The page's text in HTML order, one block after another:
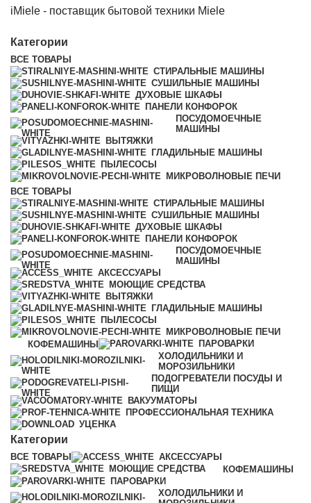
iMiele - поставщик бытовой техники Miele
Категории
ВСЕ ТОВАРЫ
СТИРАЛЬНЫЕ МАШИНЫ
СУШИЛЬНЫЕ МАШИНЫ
ДУХОВЫЕ ШКАФЫ
ПАНЕЛИ КОНФОРОК
ПОСУДОМОЕЧНЫЕ
МАШИНЫ
ВЫТЯЖКИ
ГЛАДИЛЬНЫЕ МАШИНЫ
ПЫЛЕСОСЫ
МИКРОВОЛНОВЫЕ ПЕЧИ
ВСЕ ТОВАРЫ
СТИРАЛЬНЫЕ МАШИНЫ
СУШИЛЬНЫЕ МАШИНЫ
ДУХОВЫЕ ШКАФЫ
ПАНЕЛИ КОНФОРОК
ПОСУДОМОЕЧНЫЕ
МАШИНЫ
АКСЕССУАРЫ
МОЮЩИЕ СРЕДСТВА
ВЫТЯЖКИ
ГЛАДИЛЬНЫЕ МАШИНЫ
ПЫЛЕСОСЫ
МИКРОВОЛНОВЫЕ ПЕЧИ
КОФЕМАШИНЫ
ПАРОВАРКИ
ХОЛОДИЛЬНИКИ И
МОРОЗИЛЬНИКИ
ПОДОГРЕВАТЕЛИ ПОСУДЫ И
ПИЩИ
ВАКУУМАТОРЫ
ПРОФЕССИОНАЛЬНАЯ ТЕХНИКА
УЦЕНКА
Категории
ВСЕ ТОВАРЫ
АКСЕССУАРЫ
МОЮЩИЕ СРЕДСТВА
КОФЕМАШИНЫ
ПАРОВАРКИ
ХОЛОДИЛЬНИКИ И